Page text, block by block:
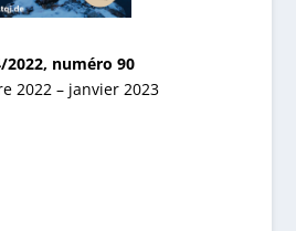
2022, numéro 90
2022 – janvier 2023